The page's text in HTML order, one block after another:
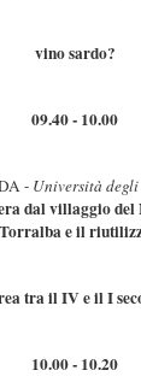
vino sardo?
09.40 - 10.00
- Università
dal villaggio del
Torralba e il
tra il IV e il I
10.00 - 10.20